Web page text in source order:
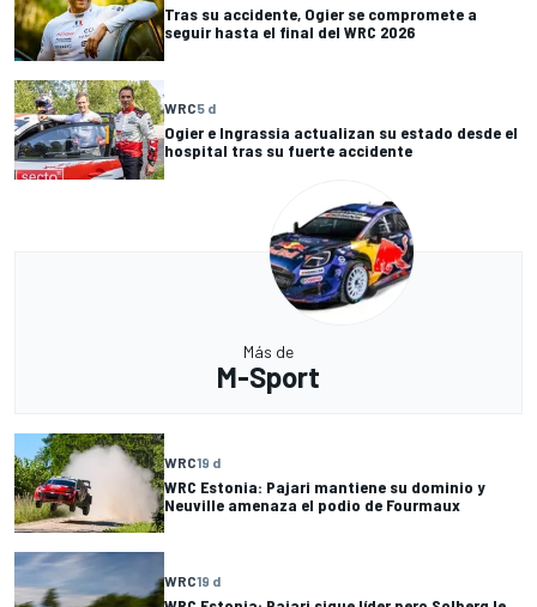
Tras su accidente, Ogier se compromete a
seguir hasta el final del WRC 2026
WRC5 d
Ogier e Ingrassia actualizan su estado desde el
hospital tras su fuerte accidente
Más de
M-Sport
WRC19 d
WRC Estonia: Pajari mantiene su dominio y
Neuville amenaza el podio de Fourmaux
WRC19 d